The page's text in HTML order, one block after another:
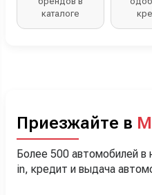
каталоге
Приезжайте в
Более 500 автомобилей в
in, кредит и выдача